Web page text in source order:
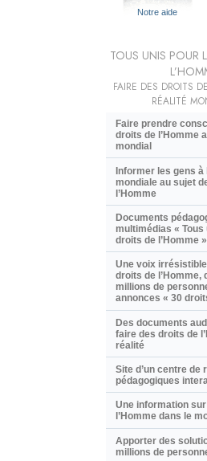
Notre aide
TOUS UNIS POUR
FAIRE DES DROITS
RÉALITÉ
Faire prendre
droits de l’Homme
mondial
Informer les gens à
mondiale au sujet
l’Homme
Documents
multimédias « Tous
droits de l’Homme »
Une voix
droits de l’Homme,
millions de
annonces « 30
Des documents
faire des droits de
réalité
Site d’un centre de
pédagogiques
Une information
l’Homme dans le
Apporter des
millions de